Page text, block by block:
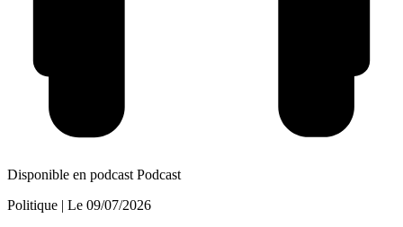
Disponible en podcast Podcast
Politique | Le 09/07/2026